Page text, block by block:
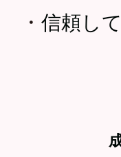
・ 信頼し